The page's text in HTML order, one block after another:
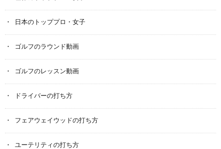
日本のトッププロ・女子
ゴルフのラウンド動画
ゴルフのレッスン動画
ドライバーの打ち方
フェアウェイウッドの打ち方
ユーテリティの打ち方